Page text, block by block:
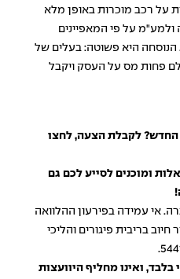
על רכב מוכרות באופן מלא
על פי המאפיינים
היא פשוטה: בעלים של
פחות מס על העסק ויקבל
החדש? לקבלת הצעה, לחצו
ומוכנים לסייע לכם גם
אי עמידה בפירעון ההלוואה
בריבית פיגורים והליכי
ואינו מחליף היוועצות